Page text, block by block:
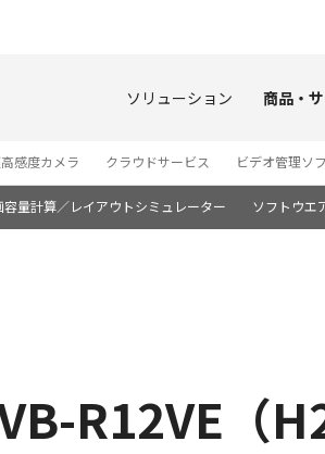
ソリューション 商品・
感度カメラ クラウドサービス ビデオ管理ソ
量計算／レイアウトシミュレーター ソフトウエ
R12VE（